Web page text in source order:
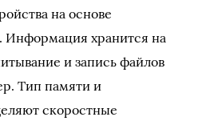
на основе
Информация хранится на
и запись файлов
Тип памяти и
скоростные